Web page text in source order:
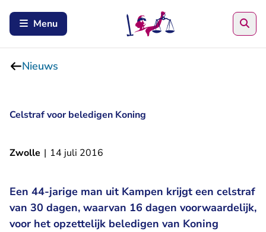
Menu
Nieuws
Celstraf voor beledigen Koning
Zwolle | 14 juli 2016
Een 44-jarige man uit Kampen krijgt een celstraf
van 30 dagen, waarvan 16 dagen voorwaardelijk,
voor het opzettelijk beledigen van Koning